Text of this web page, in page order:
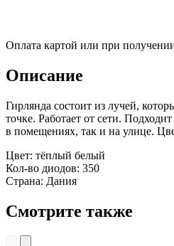
Оплата картой или при
Описание
Гирлянда состоит из лучей,
точке. Работает от сети.
в помещениях, так и на улице.
Цвет: тёплый белый
Кол-во диодов: 350
Страна: Дания
Смотрите также